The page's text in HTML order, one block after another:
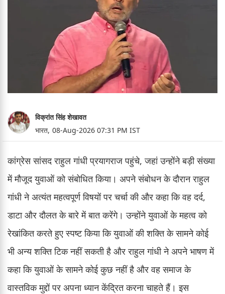
विक्रांत सिंह शेखावत
भारत, 08-Aug-2026 07:31 PM IST
कांग्रेस सांसद राहुल गांधी प्रयागराज पहुंचे, जहां उन्होंने बड़ी संख्या
में मौजूद युवाओं को संबोधित किया। अपने संबोधन के दौरान राहुल
गांधी ने अत्यंत महत्वपूर्ण विषयों पर चर्चा की और कहा कि वह दर्द,
डाटा और दौलत के बारे में बात करेंगे। उन्होंने युवाओं के महत्व को
रेखांकित करते हुए स्पष्ट किया कि युवाओं की शक्ति के सामने कोई
भी अन्य शक्ति टिक नहीं सकती है और राहुल गांधी ने अपने भाषण में
कहा कि युवाओं के सामने कोई कुछ नहीं है और वह समाज के
वास्तविक मुद्दों पर अपना ध्यान केंद्रित करना चाहते हैं। इस